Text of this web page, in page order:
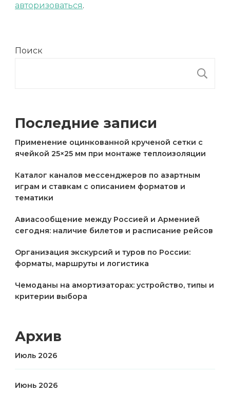
авторизоваться.
Поиск
Последние записи
Применение оцинкованной крученой сетки с
ячейкой 25×25 мм при монтаже теплоизоляции
Каталог каналов мессенджеров по азартным
играм и ставкам с описанием форматов и
тематики
Авиасообщение между Россией и Арменией
сегодня: наличие билетов и расписание рейсов
Организация экскурсий и туров по России:
форматы, маршруты и логистика
Чемоданы на амортизаторах: устройство, типы и
критерии выбора
Архив
Июль 2026
Июнь 2026